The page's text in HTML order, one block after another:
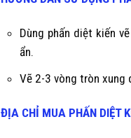
Dùng phấn diệt kiến
ẩn.
Vẽ 2-3 vòng tròn xung
ĐỊA CHỈ MUA PHẤN DIỆT